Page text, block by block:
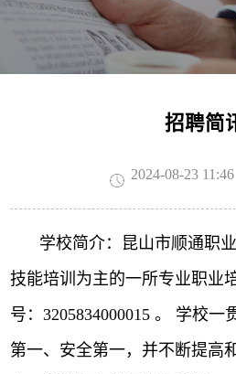
招聘简
2024-08-23 11:46
学校简介：昆山市顺通职
技能培训为主的一所专业职业
号：3205834000015 。 学校
第一、安全第一，并不断提高